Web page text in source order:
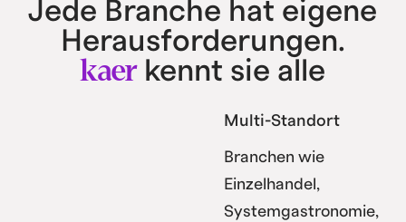
Jede Branche hat eigene
Herausforderungen.
kaerkennt sie alle
Multi-Standort
Branchen wie
Einzelhandel,
Systemgastronomie,